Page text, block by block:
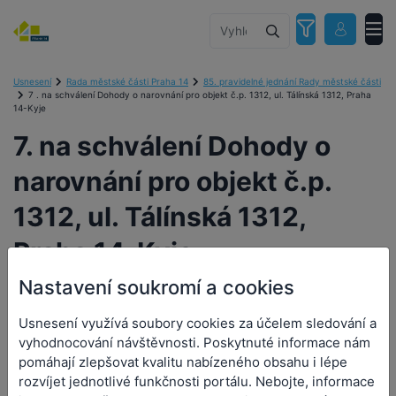
Usnesení Rada městské části Praha 14
85. pravidelné jednání Rady městské části
7 . na schválení Dohody o narovnání pro objekt č.p. 1312, ul. Tálínská 1312, Praha
14-Kyje
7. na schválení Dohody o
narovnání pro objekt č.p.
1312, ul. Tálínská 1312,
Praha 14-Kyje
7. na schválení Dohody o
narovnání pro objekt č.p.
Nastavení soukromí a cookies
Usnesení využívá soubory cookies za účelem sledování a
vyhodnocování návštěvnosti. Poskytnuté informace nám
pomáhají zlepšovat kvalitu nabízeného obsahu i lépe
rozvíjet jednotlivé funkčnosti portálu. Nebojte, informace